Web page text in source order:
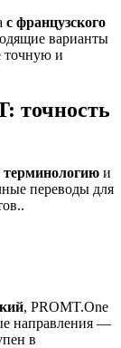
с французского
варианты
точную и
точность
терминологию и
переводы для
, PROMT.One
направления —
в